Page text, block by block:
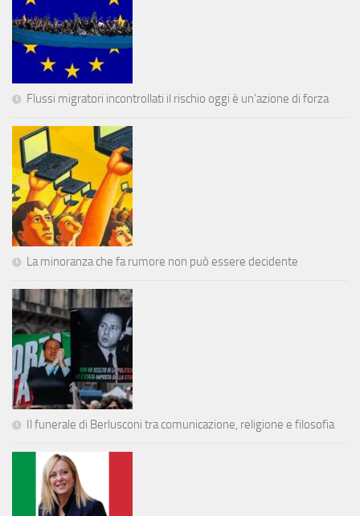
Flussi migratori incontrollati il rischio oggi è un’azione di forza
La minoranza che fa rumore non può essere decidente
Il funerale di Berlusconi tra comunicazione, religione e filosofia